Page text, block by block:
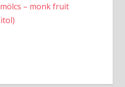
– monk fruit